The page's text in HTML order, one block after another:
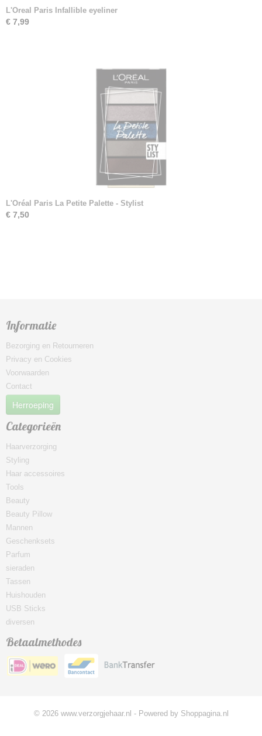
L'Oreal Paris Infallible eyeliner
€ 7,99
L'Oréal Paris La Petite Palette - Stylist
€ 7,50
Informatie
Bezorging en Retourneren
Privacy en Cookies
Voorwaarden
Contact
Herroeping
Categorieën
Haarverzorging
Styling
Haar accessoires
Tools
Beauty
Beauty Pillow
Mannen
Geschenksets
Parfum
sieraden
Tassen
Huishouden
USB Sticks
diversen
Betaalmethodes
© 2026 www.verzorgjehaar.nl - Powered by Shoppagina.nl